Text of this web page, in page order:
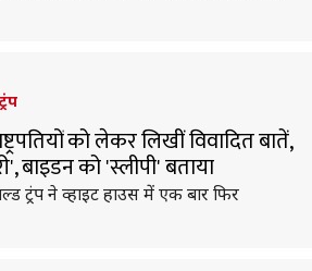
को लेकर लिखीं विवादित बातें,
बाइडन को 'स्लीपी' बताया
ट्रंप ने व्हाइट हाउस में एक बार फिर